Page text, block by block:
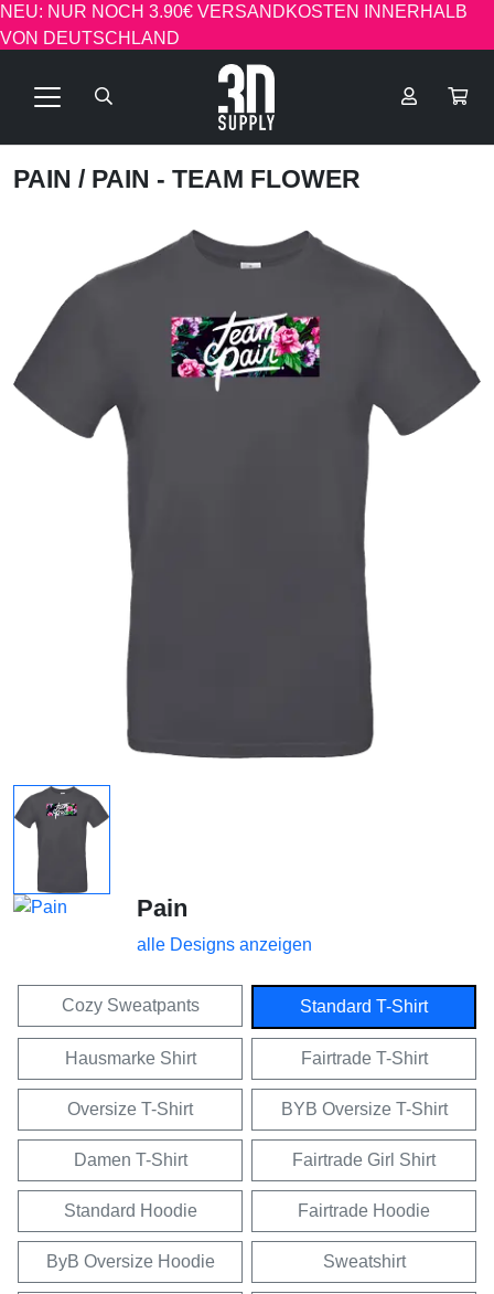
NEU: NUR NOCH 3.90€ VERSANDKOSTEN INNERHALB
VON DEUTSCHLAND
PAIN / PAIN - TEAM FLOWER
Pain
alle Designs anzeigen
Cozy Sweatpants Standard T-Shirt
Hausmarke Shirt Fairtrade T-Shirt
Oversize T-Shirt BYB Oversize T-Shirt
Damen T-Shirt Fairtrade Girl Shirt
Standard Hoodie Fairtrade Hoodie
ByB Oversize Hoodie Sweatshirt